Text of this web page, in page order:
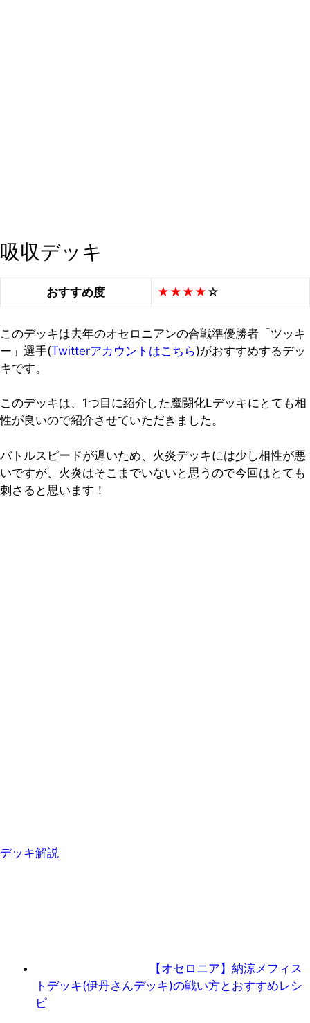
吸収デッキ
おすすめ度 ★★★★ ☆
このデッキは去年のオセロニアンの合戦準優勝者「ツッキ
ー」選手(Twitterアカウントはこちら)がおすすめするデッ
キです。
このデッキは、1つ目に紹介した魔闘化Lデッキにとても相
性が良いので紹介させていただきました。
バトルスピードが遅いため、火炎デッキには少し相性が悪
いですが、火炎はそこまでいないと思うので今回はとても
刺さると思います！
デッキ解説
【オセロニア】納涼メフィス
トデッキ(伊丹さんデッキ)の戦い方とおすすめレシ
ピ